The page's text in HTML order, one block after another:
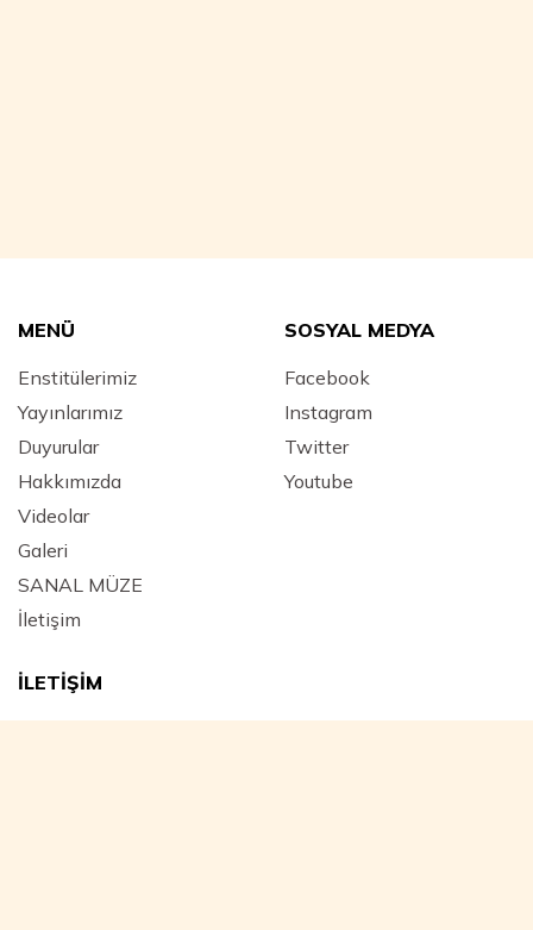
MENÜ
Enstitülerimiz
Yayınlarımız
Duyurular
Hakkımızda
Videolar
Galeri
SANAL MÜZE
İletişim
SOSYAL MEDYA
Facebook
Instagram
Twitter
Youtube
İLETİŞİM